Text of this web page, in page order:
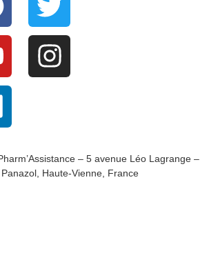
– 5 avenue Léo Lagrange –
Haute-Vienne, France